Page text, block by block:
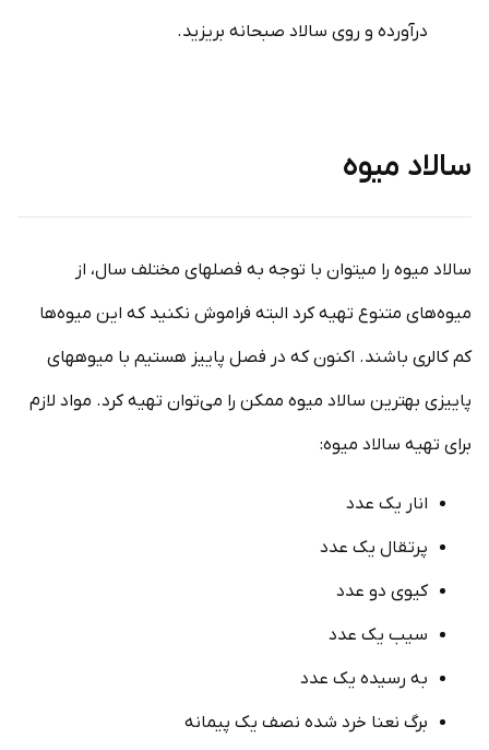
درآورده و روی سالاد صبحانه بریزید.
سالاد میوه
سالاد میوه را می­توان با توجه به فصل­های مختلف سال، از
میوه‌های متنوع تهیه کرد البته فراموش نکنید که این میوه‌ها
کم کالری باشند. اکنون که در فصل پاییز هستیم با میوه­های
پاییزی بهترین سالاد میوه ممکن را می‌توان تهیه کرد. مواد لازم
برای تهیه سالاد میوه:
انار یک عدد
پرتقال یک عدد
کیوی دو عدد
سیب یک عدد
به رسیده یک عدد
برگ نعنا خرد شده نصف یک پیمانه